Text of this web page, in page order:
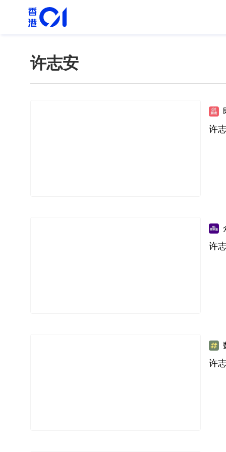
许志安
许
许
许